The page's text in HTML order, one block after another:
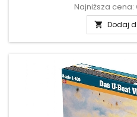
Najniższa cena:
 Dodaj